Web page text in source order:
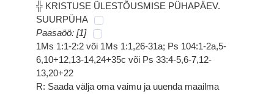
╬ KRISTUSE ÜLESTÕUSMISE PÜHAPÄEV.
SUURPÜHA
Paasaöö: [1]
1Ms 1:1-2:2 või 1Ms 1:1,26-31a; Ps 104:1-2a,5-
6,10+12,13-14,24+35c või Ps 33:4-5,6-7,12-
13,20+22
R: Saada välja oma vaimu ja uuenda maailma